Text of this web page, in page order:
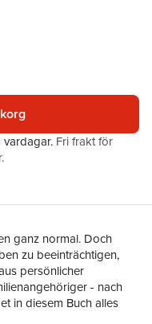
vardagar. Fri frakt för
ganz normal. Doch
zu beeinträchtigen,
persönlicher
- nach
in diesem Buch alles
und